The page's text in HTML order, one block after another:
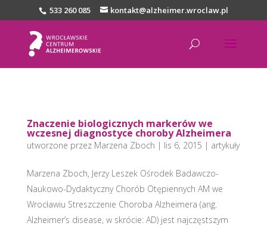
533 260 085 kontakt@alzheimer.wroclaw.pl
Znaczenie biologicznych markerów we
wczesnej diagnostyce choroby Alzheimera
utworzone przez Marzena Zboch | lis 6, 2015 | artykuły
Marzena Zboch, Jerzy Leszek Ośrodek Badawczo-
Naukowo-Dydaktyczny Chorób Otępiennych AM we
Wrocławiu Streszczenie Choroba Alzheimera (ang.
Alzheimer’s disease, w skrócie: AD) jest najczęstszym